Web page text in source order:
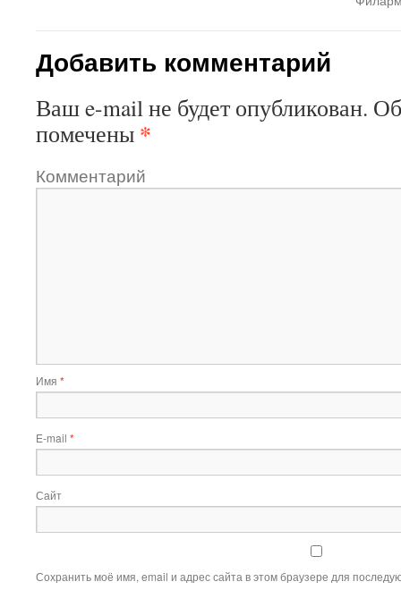
Добавить комментарий
Ваш e-mail не будет опубликован.
помечены *
Комментарий
Имя *
E-mail *
Сайт
Сохранить моё имя, email и адрес сайта в этом браузере для